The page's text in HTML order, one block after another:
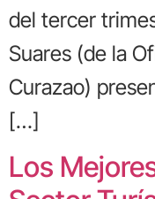
del tercer
Suares (de la
Curazao)
[…]
Los